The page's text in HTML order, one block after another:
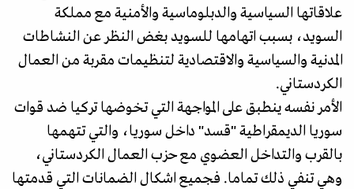
علاقاتها السياسية والدبلوماسية والأمنية مع مملكة
السويد، بسبب اتهامها للسويد بغض النظر عن النشاطات
المدنية والسياسية والاقتصادية لتنظيمات مقربة من العمال
الكردستاني.
الأمر نفسه ينطبق على المواجهة التي تخوضها تركيا ضد قوات
سوريا الديمقراطية "قسد" داخل سوريا، والتي تتهمها
بالقرب والتداخل العضوي مع حزب العمال الكردستاني،
وهي تنفي ذلك تماما. فجميع اشكال الضمانات التي قدمتها